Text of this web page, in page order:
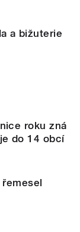
a bižuterie
roku zná
do 14 obcí